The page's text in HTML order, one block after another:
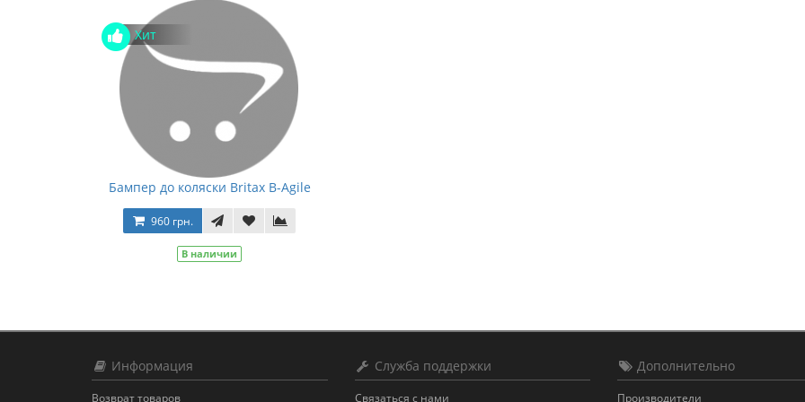
Хит
Бампер до коляски Britax B-Agile
960 грн.
В наличии
Информация
Возврат товаров
Служба поддержки
Связаться с нами
Дополнительно
Производители